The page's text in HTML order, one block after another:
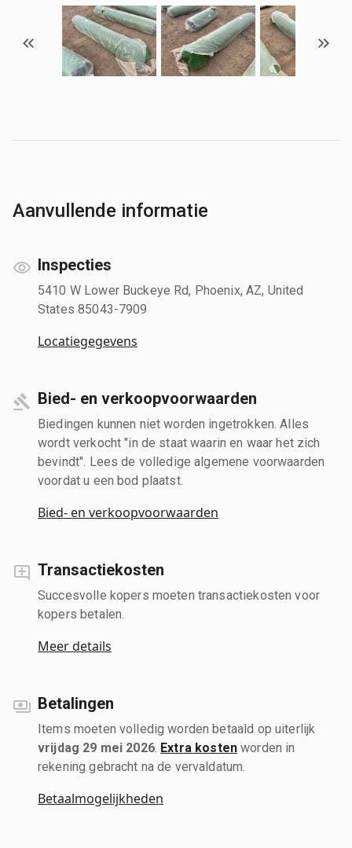
Aanvullende informatie
Inspecties
5410 W Lower Buckeye Rd, Phoenix, AZ, United
States 85043-7909
Locatiegegevens
Bied- en verkoopvoorwaarden
Biedingen kunnen niet worden ingetrokken. Alles
wordt verkocht "in de staat waarin en waar het zich
bevindt". Lees de volledige algemene voorwaarden
voordat u een bod plaatst.
Bied- en verkoopvoorwaarden
Transactiekosten
Succesvolle kopers moeten transactiekosten voor
kopers betalen.
Meer details
Betalingen
Items moeten volledig worden betaald op uiterlijk
vrijdag 29 mei 2026. Extra kostenworden in
rekening gebracht na de vervaldatum.
Betaalmogelijkheden